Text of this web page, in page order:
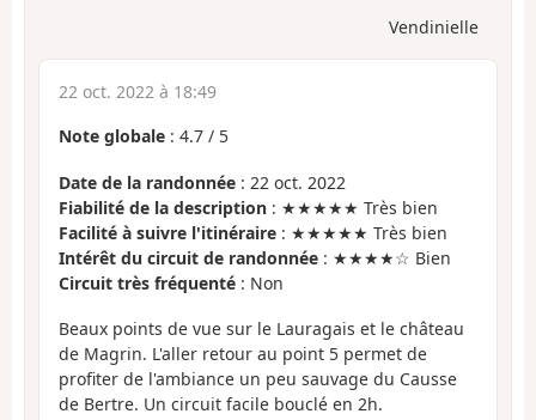
Vendinielle
22 oct. 2022 à 18:49
Note globale : 4.7 / 5
Date de la randonnée : 22 oct. 2022
Fiabilité de la description : ★★★★★ Très bien
Facilité à suivre l'itinéraire : ★★★★★ Très bien
Intérêt du circuit de randonnée : ★★★★☆ Bien
Circuit très fréquenté : Non
Beaux points de vue sur le Lauragais et le château
de Magrin. L'aller retour au point 5 permet de
profiter de l'ambiance un peu sauvage du Causse
de Bertre. Un circuit facile bouclé en 2h.